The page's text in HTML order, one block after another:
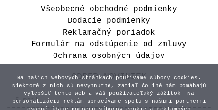
Všeobecné obchodné podmienky
Dodacie podmienky
Reklamačný poriadok
Formulár na odstúpenie od zmluvy
Ochrana osobných údajov
ODBER NOVINIEK
Na našich webových stránkach používame súbory cookies.
Niektoré z nich sú nevyhnutné, zatiaľ čo iné nám pomáhajú
vylepšiť tento web a váš používateľský zážitok. Na
personalizáciu reklám spracúvame spolu s našimi partnermi